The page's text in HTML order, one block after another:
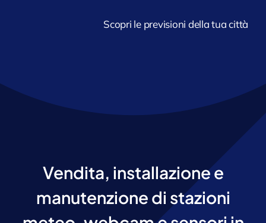
Scopri le previsioni della tua città
Vendita, installazione e
manutenzione di stazioni